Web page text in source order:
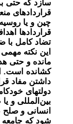
سازد که حتی
قراردادهای
چین و یا
قراردادها
تضاد کامل با
این نکته
مانده و حتی
کشانده است.
داشتن مفاد
دولتهای
بین‌المللی و
انسانی و
شود که جامعه